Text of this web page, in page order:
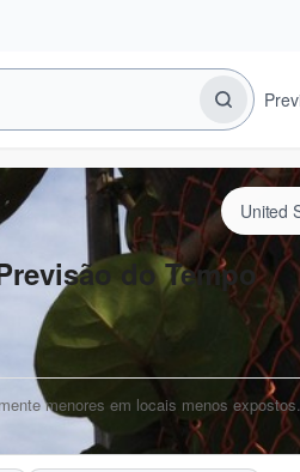
do Tempo
menores em locais menos expostos.